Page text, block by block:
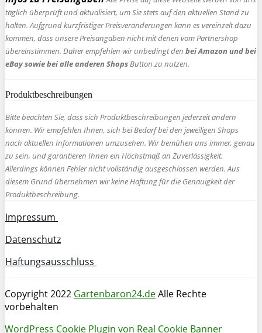
täglich überprüft und aktualisiert, um Sie stets auf den aktuellen Stand zu
halten. Aufgrund kurzfristiger Preisveränderungen kann es vereinzelt dazu
kommen, dass unsere Preisangaben nicht mit denen vom Partnershop
übereinstimmen. Daher empfehlen wir unbedingt den bei Amazon und bei
eBay sowie bei alle anderen ShopsButton zu nutzen.
Produktbeschreibungen
Bitte beachten Sie, dass sich Produktbeschreibungen jederzeit ändern
können. Wir empfehlen Ihnen, sich bei Bedarf bei den jeweiligen Shops
nach aktuellen Informationen umzusehen. Wir bemühen uns immer, genau
zu sein, und garantieren Ihnen ein Höchstmaß an Zuverlässigkeit.
Allerdings können Fehler nicht vollständig ausgeschlossen werden. Aus
diesem Grund übernehmen wir keine Haftung für die Genauigkeit der
Produktbeschreibung.
Impressum
Datenschutz
Haftungsausschluss
Copyright 2022 Gartenbaron24.deAlle Rechte
vorbehalten
WordPress Cookie Plugin von Real Cookie Banner